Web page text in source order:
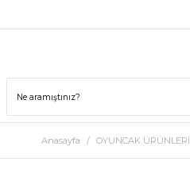
Anasayfa OYUNCAK ÜRÜNLERİ